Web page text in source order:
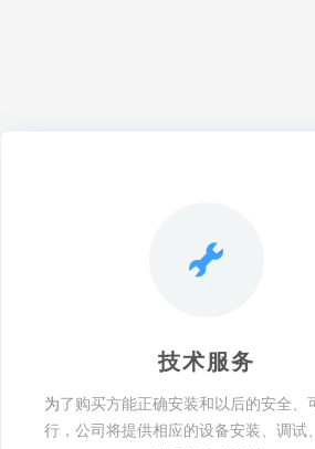
为了购买方能正确安装和以后的安全、
行，公司将提供相应的设备安装、调试
技术服务